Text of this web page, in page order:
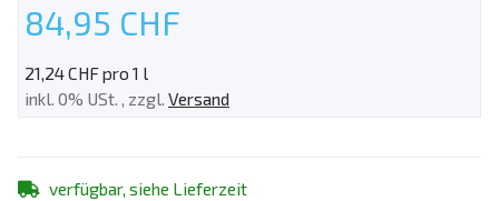
84,95 CHF
21,24 CHF pro 1 l
inkl. 0% USt. , zzgl. Versand
verfügbar, siehe Lieferzeit